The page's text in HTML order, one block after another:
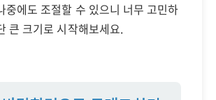
중에도 조절할 수 있으니 너무 고민하
큰 크기로 시작해보세요.